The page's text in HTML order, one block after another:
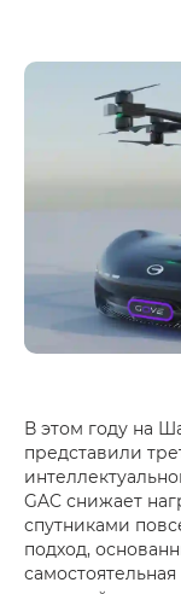
В этом году на
представили
GAC снижает
спутниками
подход,